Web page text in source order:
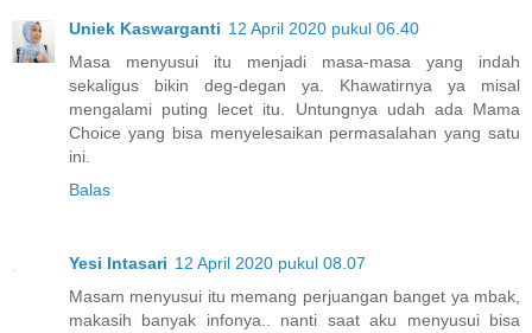
Uniek Kaswarganti 12 April 2020 pukul 06.40
Masa menyusui itu menjadi masa-masa yang indah
sekaligus bikin deg-degan ya. Khawatirnya ya misal
mengalami puting lecet itu. Untungnya udah ada Mama
Choice yang bisa menyelesaikan permasalahan yang satu
ini.
Balas
Yesi Intasari 12 April 2020 pukul 08.07
Masam menyusui itu memang perjuangan banget ya mbak,
makasih banyak infonya.. nanti saat aku menyusui bisa